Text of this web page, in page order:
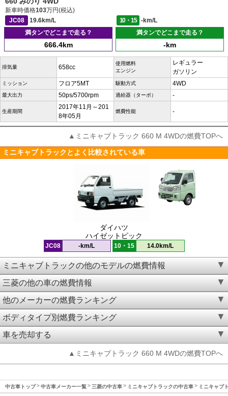
新車時価格103万円(税込)
JC08
19.6km/L 10・15
-km/L
満タンでどこまで走る？
666.4km
満タンでどこまで走る？
-km
排気量 658cc
使用燃料
エンジン
レギュラー
ガソリン
ミッション フロア5MT 駆動方式 4WD
最大出力 50ps/5700rpm 過給器（ターボ） -
生産期間
2017年11月～201
8年05月
燃費性能 -
▲ミニキャブトラック 660 M 4WDの燃費TOPへ
ミニキャブトラックとよく比較されている車
ダイハツ
ハイゼットピック
JC08 -km/L 10・15 14.0km/L
ミニキャブトラックの他のモデルの燃費情報
三菱の他の車の燃費情報
他のメーカーの燃費ランキング
ボディタイプ別燃費ランキング
車を売却する
▲ミニキャブトラック 660 M 4WDの燃費TOPへ
中古車トップ 中古車メーカー一覧 三菱の中古車 ミニキャブトラックの中古車 ミニキャブ